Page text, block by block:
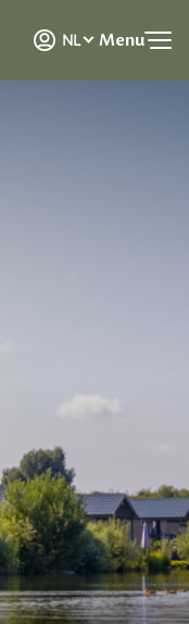
NL
EN Menu